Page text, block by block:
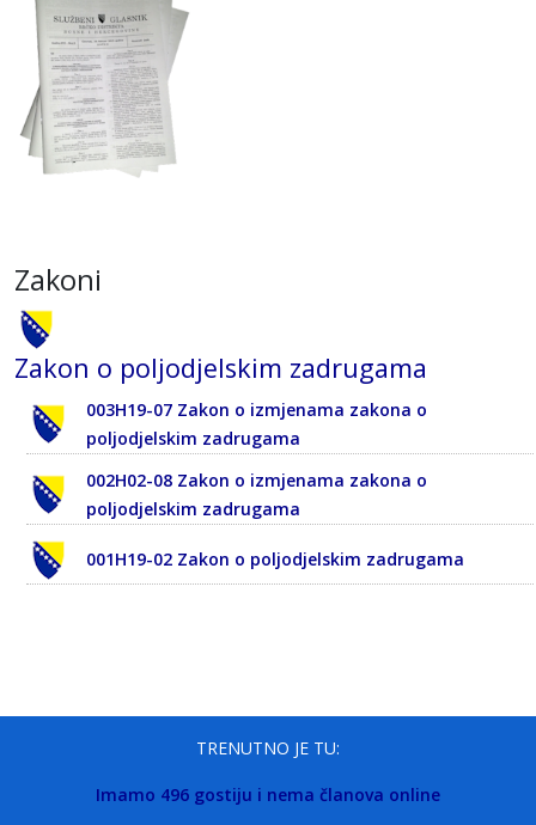
Zakoni
Zakon o poljodjelskim zadrugama
003H19-07 Zakon o izmjenama zakona o
poljodjelskim zadrugama
002H02-08 Zakon o izmjenama zakona o
poljodjelskim zadrugama
001H19-02 Zakon o poljodjelskim zadrugama
TRENUTNO JE TU:
Imamo 496 gostiju i nema članova online